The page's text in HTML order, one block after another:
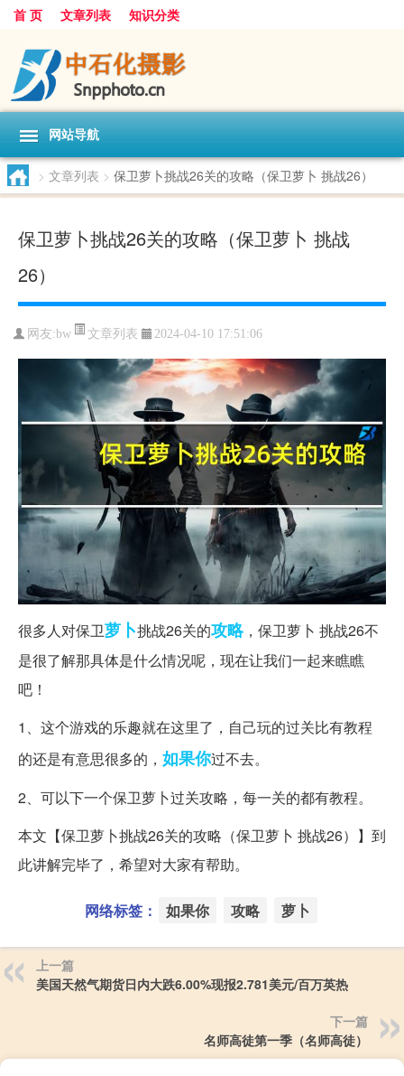
首 页 文章列表 知识分类
网站导航
> 文章列表 > 保卫萝卜挑战26关的攻略（保卫萝卜 挑战26）
保卫萝卜挑战26关的攻略（保卫萝卜 挑战
26）
网友:bw 文章列表 2024-04-10 17:51:06
很多人对保卫萝卜挑战26关的攻略 ，保卫萝卜 挑战26不
是很了解那具体是什么情况呢，现在让我们一起来瞧瞧
吧！
1、这个游戏的乐趣就在这里了，自己玩的过关比有教程
的还是有意思很多的， 如果你过不去。
2、可以下一个保卫萝卜过关攻略，每一关的都有教程。
本文【保卫萝卜挑战26关的攻略（保卫萝卜 挑战26）】到
此讲解完毕了，希望对大家有帮助。
网络标签： 如果你 攻略 萝卜
上一篇
美国天然气期货日内大跌6.00%现报2.781美元/百万英热
下一篇
名师高徒第一季（名师高徒）